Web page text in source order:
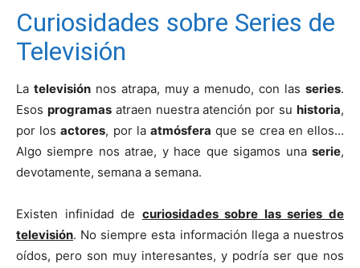
Curiosas
del
Mundo
Curiosidades sobre Series de
Televisión
La televisiónnos atrapa, muy a menudo, con lasseries.
Esos programasatraen nuestra atención por suhistoria,
por losactores, por laatmósfera que se crea en ellos…
Algo siempre nos atrae, y hace que sigamos una serie,
devotamente, semana a semana.
Existen infinidad de curiosidades sobre las series de
televisión. No siempre esta información llega a nuestros
oídos, pero son muy interesantes, y podría ser que nos